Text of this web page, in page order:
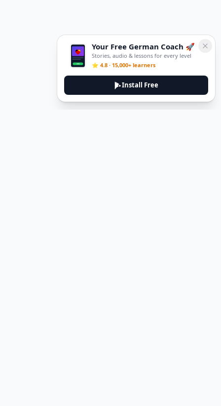
Your Free German Coach 🚀
Stories, audio & lessons for every level
⭐ 4.8 · 15,000+ learners
Install Free